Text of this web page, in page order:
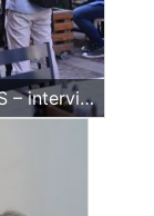
010 Miša Kravcev – intervju za RTS – interview, national TV